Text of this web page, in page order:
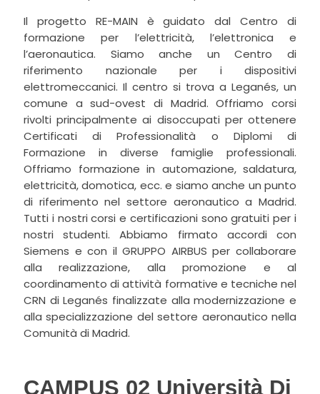
Il progetto RE-MAIN è guidato dal Centro di
formazione per l’elettricità, l’elettronica e
l’aeronautica. Siamo anche un Centro di
riferimento nazionale per i dispositivi
elettromeccanici. Il centro si trova a Leganés, un
comune a sud-ovest di Madrid. Offriamo corsi
rivolti principalmente ai disoccupati per ottenere
Certificati di Professionalità o Diplomi di
Formazione in diverse famiglie professionali.
Offriamo formazione in automazione, saldatura,
elettricità, domotica, ecc. e siamo anche un punto
di riferimento nel settore aeronautico a Madrid.
Tutti i nostri corsi e certificazioni sono gratuiti per i
nostri studenti. Abbiamo firmato accordi con
Siemens e con il GRUPPO AIRBUS per collaborare
alla realizzazione, alla promozione e al
coordinamento di attività formative e tecniche nel
CRN di Leganés finalizzate alla modernizzazione e
alla specializzazione del settore aeronautico nella
Comunità di Madrid.
CAMPUS 02 Università Di